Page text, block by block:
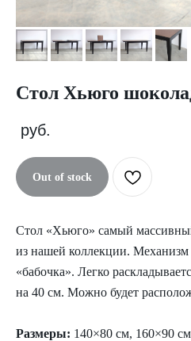
Стол Хьюго
руб.
Out of stock
Стол «Хьюго» самый
из нашей коллекции. Механизм
«бабочка». Легко
на 40 см. Можно будет
Размеры: 140×80 см, 160×90